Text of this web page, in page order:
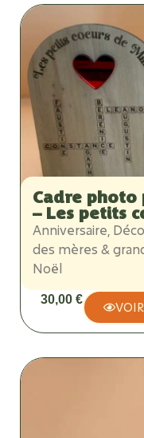
Cadre photo
– Les petits
Anniversaire
des mères &
Noël
30,00 € VOIR